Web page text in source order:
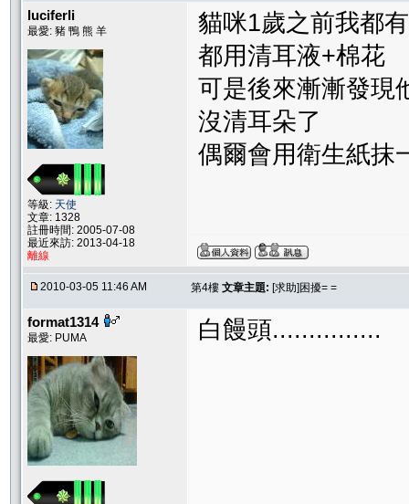
luciferli
最愛: 豬 鴨 熊 羊
等級: 天使
文章: 1328
註冊時間: 2005-07-08
最近來訪: 2013-04-18
離線
貓咪1歲之前我都
都用清耳液+棉花
可是後來漸漸發現
沒清耳朵了
偶爾會用衛生紙抹
2010-03-05 11:46 AM 第4樓 文章主題: [求助]困擾= =
format1314
最愛: PUMA 白饅頭...............